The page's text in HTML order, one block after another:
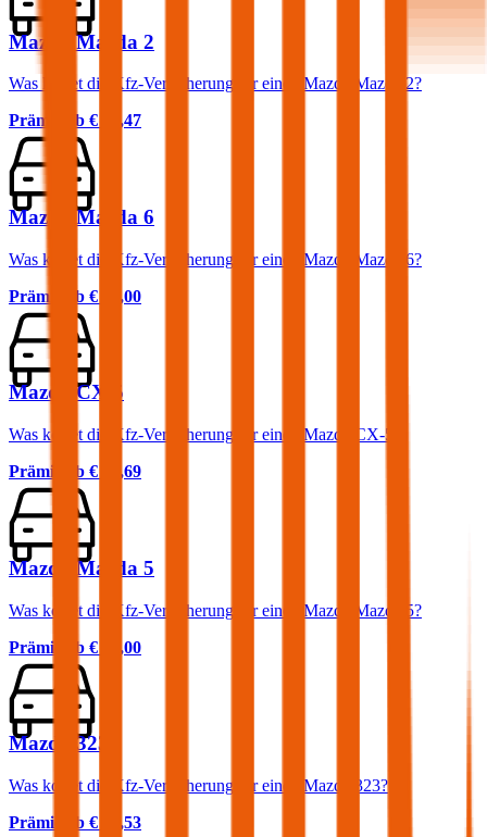
Mazda Mazda 2
Was kostet die Kfz-Versicherung für einen Mazda Mazda 2?
Prämie ab € 27,47
Mazda Mazda 6
Was kostet die Kfz-Versicherung für einen Mazda Mazda 6?
Prämie ab € 81,00
Mazda CX-5
Was kostet die Kfz-Versicherung für einen Mazda CX-5?
Prämie ab € 95,69
Mazda Mazda 5
Was kostet die Kfz-Versicherung für einen Mazda Mazda 5?
Prämie ab € 65,00
Mazda 323
Was kostet die Kfz-Versicherung für einen Mazda 323?
Prämie ab € 36,53